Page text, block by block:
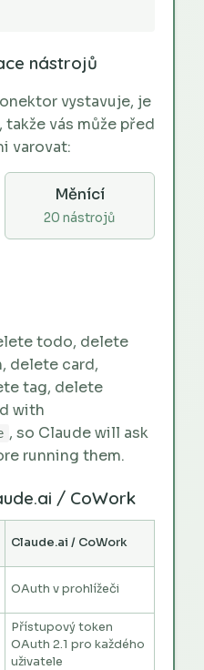
nástrojů
vystavuje, je
vás může před
varovat:
Měnící
20 nástrojů
todo, delete
delete card,
tag, delete
with
, so Claude will ask
running them.
/ CoWork
Claude.ai / CoWork
OAuth v prohlížeči
Přístupový token
OAuth 2.1 pro každého
uživatele